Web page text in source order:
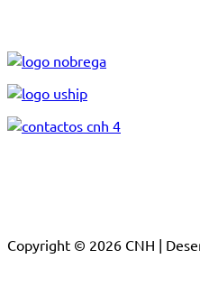
Copyright © 2026 CNH |